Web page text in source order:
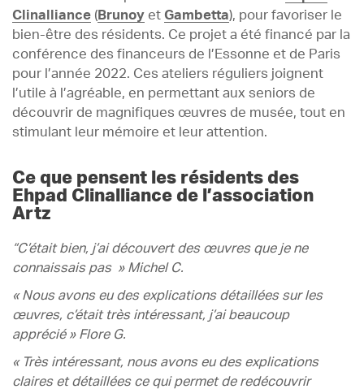
Clinalliance (Brunoy et Gambetta), pour favoriser le
bien-être des résidents. Ce projet a été financé par la
conférence des financeurs de l’Essonne et de Paris
pour l’année 2022. Ces ateliers réguliers joignent
l’utile à l’agréable, en permettant aux seniors de
découvrir de magnifiques œuvres de musée, tout en
stimulant leur mémoire et leur attention.
Ce que pensent les résidents des
Ehpad Clinalliance de l’association
Artz
“C’était bien, j’ai découvert des œuvres que je ne
connaissais pas » Michel C.
« Nous avons eu des explications détaillées sur les
œuvres, c’était très intéressant, j’ai beaucoup
apprécié » Flore G.
« Très intéressant, nous avons eu des explications
claires et détaillées ce qui permet de redécouvrir